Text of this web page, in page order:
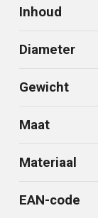
Inhoud
Diameter
Gewicht
Maat
Materiaal
EAN-code